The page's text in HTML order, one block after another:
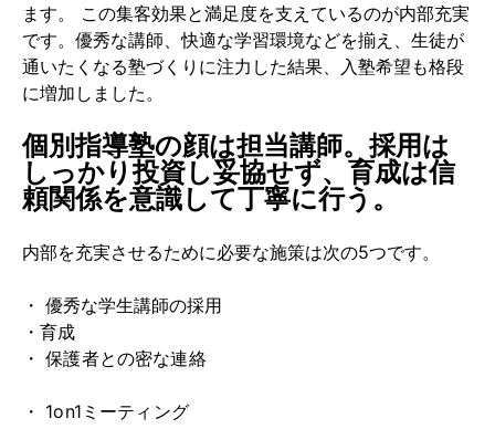
ます。 この集客効果と満足度を支えているのが内部充実
です。優秀な講師、快適な学習環境などを揃え、生徒が
通いたくなる塾づくりに注力した結果、入塾希望も格段
に増加しました。
個別指導塾の顔は担当講師。採用は
しっかり投資し妥協せず、育成は信
頼関係を意識して丁寧に行う。
内部を充実させるために必要な施策は次の5つです。
・ 優秀な学生講師の採用
・育成
・ 保護者との密な連絡
・ 1on1ミーティング